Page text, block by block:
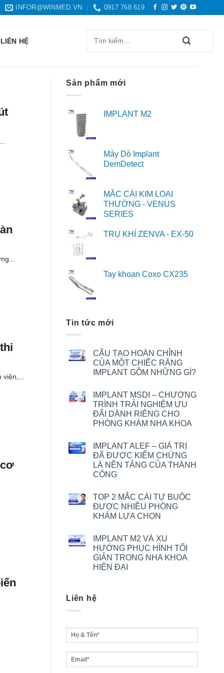
INFOR@WINMED.VN 0917 768 619
LIÊN HỆ
Sản phẩm mới
IMPLANT M2
Máy Dò Implant
DemDetect
MẮC CÀI KIM LOẠI
THƯỜNG - VENUS
SERIES
TRỤ KHÍ ZENVA - EX-50
Tay khoan Coxo CX235
Tin tức mới
CẤU TẠO HOÀN CHỈNH
CỦA MỘT CHIẾC RĂNG
IMPLANT GỒM NHỮNG GÌ?
IMPLANT MSDI – CHƯƠNG
TRÌNH TRẢI NGHIỆM ƯU
ĐÃI DÀNH RIÊNG CHO
PHÒNG KHÁM NHA KHOA
IMPLANT ALEF – GIÁ TRỊ
ĐÃ ĐƯỢC KIỂM CHỨNG
LÀ NỀN TẢNG CỦA THÀNH
CÔNG
TOP 2 MẮC CÀI TỰ BUỘC
ĐƯỢC NHIỀU PHÒNG
KHÁM LỰA CHỌN
IMPLANT M2 VÀ XU
HƯỚNG PHỤC HÌNH TỐI
GIẢN TRONG NHA KHOA
HIỆN ĐẠI
Liên hệ